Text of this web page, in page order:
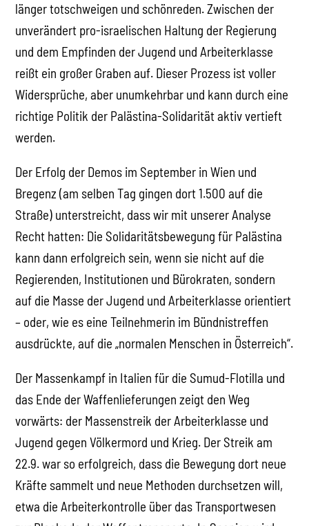
länger totschweigen und schönreden. Zwischen der
unverändert pro-israelischen Haltung der Regierung
und dem Empfinden der Jugend und Arbeiterklasse
reißt ein großer Graben auf. Dieser Prozess ist voller
Widersprüche, aber unumkehrbar und kann durch eine
richtige Politik der Palästina-Solidarität aktiv vertieft
werden.
Der Erfolg der Demos im September in Wien und
Bregenz (am selben Tag gingen dort 1.500 auf die
Straße) unterstreicht, dass wir mit unserer Analyse
Recht hatten: Die Solidaritätsbewegung für Palästina
kann dann erfolgreich sein, wenn sie nicht auf die
Regierenden, Institutionen und Bürokraten, sondern
auf die Masse der Jugend und Arbeiterklasse orientiert
– oder, wie es eine Teilnehmerin im Bündnistreffen
ausdrückte, auf die „normalen Menschen in Österreich“.
Der Massenkampf in Italien für die Sumud-Flotilla und
das Ende der Waffenlieferungen zeigt den Weg
vorwärts: der Massenstreik der Arbeiterklasse und
Jugend gegen Völkermord und Krieg. Der Streik am
22.9. war so erfolgreich, dass die Bewegung dort neue
Kräfte sammelt und neue Methoden durchsetzen will,
etwa die Arbeiterkontrolle über das Transportwesen